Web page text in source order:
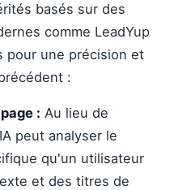
basés sur des
comme LeadYup
pour une précision et
:
: Au lieu de
peut analyser le
qu'un utilisateur
et des titres de